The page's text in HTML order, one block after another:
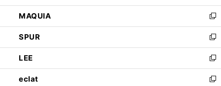
ン
ド
ウ
で
開
く
ウ
ィ
ン
ド
ウ
で
開
く
し
い
ウ
ィ
ン
ド
ウ
で
MAQUIA
新
し
い
ウ
ィ
ン
ド
SPUR
新
し
い
ウ
ィ
LEE
新
し
い
eclat
新